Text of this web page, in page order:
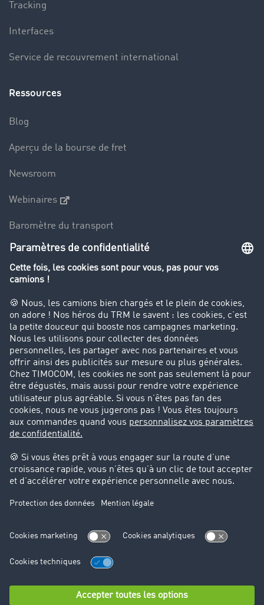
Tracking
Interfaces
Service de recouvrement international
Ressources
Blog
Aperçu de la bourse de fret
Newsroom
Webinaires
Baromètre du transport
Le dictionnaire du transport
Interdiction de circulation des poids lourds
Entreprise
Parrainage clients
Success Stories
Cadre légal
Mentions légales
Protection des données
Cookie-Einstellungen
Support